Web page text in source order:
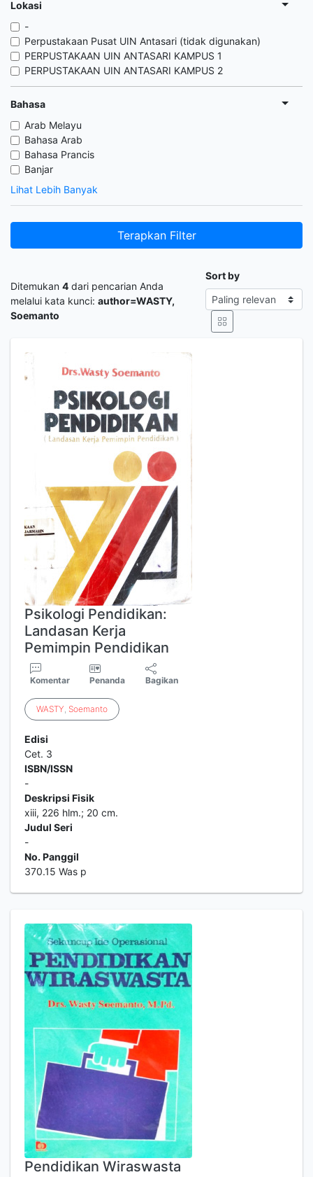
Lokasi
-
Perpustakaan Pusat UIN Antasari (tidak digunakan)
PERPUSTAKAAN UIN ANTASARI KAMPUS 1
PERPUSTAKAAN UIN ANTASARI KAMPUS 2
Bahasa
Arab Melayu
Bahasa Arab
Bahasa Prancis
Banjar
Lihat Lebih Banyak
Terapkan Filter
Ditemukan 4 dari pencarian Anda
melalui kata kunci: author=WASTY,
Soemanto
Sort by
Psikologi Pendidikan:
Landasan Kerja
Pemimpin Pendidikan
Komentar Penanda Bagikan
WASTY, Soemanto
Edisi
Cet. 3
ISBN/ISSN
-
Deskripsi Fisik
xiii, 226 hlm.; 20 cm.
Judul Seri
-
No. Panggil
370.15 Was p
Pendidikan Wiraswasta